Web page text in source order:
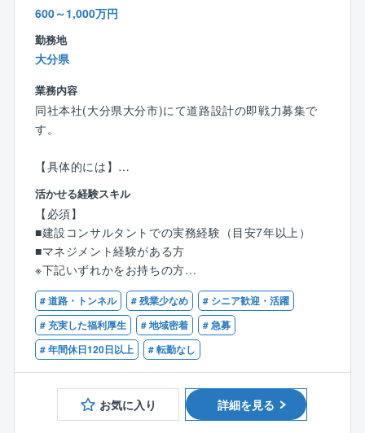
調査・測量から設計、維持管理までワンストップで手
掛けているため、幅広い知識が身につき、プロジェク
ト全体を見渡す視点が養われます。
バックアップ。受験費用の補助だけでなく、社内の有
資格者から直接指導を受けられるなど、成長を後押し
する文化があります。
◎「働きやすさ」と「働きがい」の両立
日120日以上！大分県、福岡県を拠点に地域に根ざした
活動を行っているため、腰を据えて長く働きたい方に
最適な環境です。
600～1,000万円
勤務地
大分県
業務内容
同社本社(大分県大分市)にて道路設計の即戦力募集で
す。
【具体的には】
道路計画・予備設計、道路詳細設計、交差点設計、道
路構造物設計（切土・盛土）、道路防災点検等の実績
を重ね、良質な社会基盤整備の向上を提案いただきま
す。
■職務詳細
土木工事全般の設計業務を主軸に、その他の企画、計
画、調査、測量、点検など。
また、社内での打ち合わせ、発注者（主に官公庁）と
の折衝、打ち合わせ・折衝に伴う議事録などの資料作
成も行います。
【同社について】
活かせる経験スキル
【必須】
■建設コンサルタントでの実務経験（目安7年以上）
■マネジメント経験がある方
※下記いずれかをお持ちの方
■技術士（建設部門：道路）
■RCCM（道路）
# 道路・トンネル # 残業少なめ
# シニア歓迎・活躍
# 充実した福利厚生
# 地域密着
# 急募
# 年間休日120日以上
# 転勤なし
お気に入り 詳細を見る